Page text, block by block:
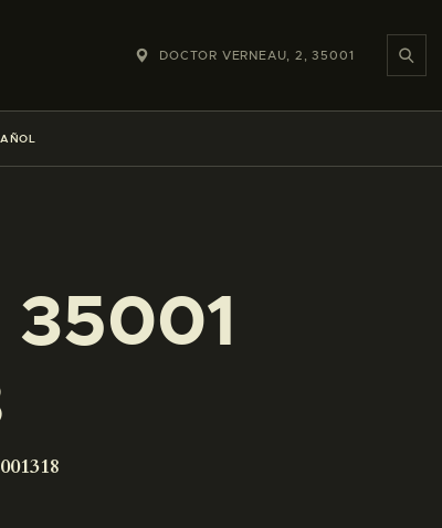
DOCTOR VERNEAU, 2, 35001